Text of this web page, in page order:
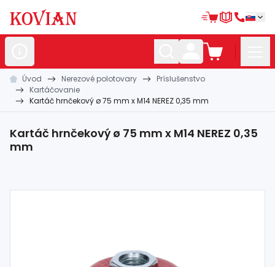
Nerezovépolotovary
Hliníkovépolotovary
Kovanépolotovary
Úvod Nerezové polotovary
Príslušenstvo
Kartáčovanie
Kartáč hrnčekový ø 75 mm x M14 NEREZ 0,35 mm
Kartáč hrnčekový ø 75 mm x M14 NEREZ 0,35
mm